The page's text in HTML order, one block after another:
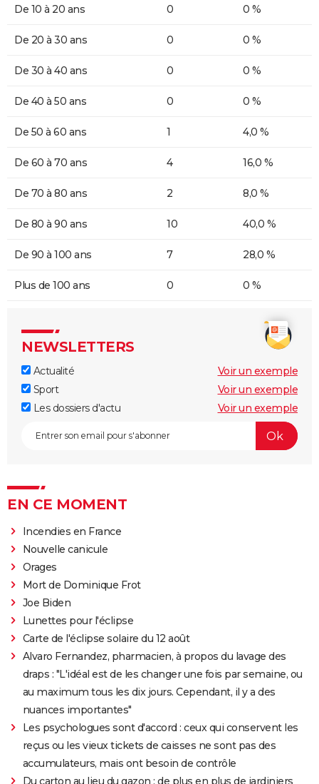
De 10 à 20 ans 0 0 %
De 20 à 30 ans 0 0 %
De 30 à 40 ans 0 0 %
De 40 à 50 ans 0 0 %
De 50 à 60 ans 1 4,0 %
De 60 à 70 ans 4 16,0 %
De 70 à 80 ans 2 8,0 %
De 80 à 90 ans 10 40,0 %
De 90 à 100 ans 7 28,0 %
Plus de 100 ans 0 0 %
NEWSLETTERS
Actualité
Voir un exemple
Sport
Voir un exemple
Les dossiers d'actu
Voir un exemple
EN CE MOMENT
Incendies en France
Nouvelle canicule
Orages
Mort de Dominique Frot
Joe Biden
Lunettes pour l'éclipse
Carte de l'éclipse solaire du 12 août
Alvaro Fernandez, pharmacien, à propos du lavage des
draps : "L'idéal est de les changer une fois par semaine, ou
au maximum tous les dix jours. Cependant, il y a des
nuances importantes"
Les psychologues sont d'accord : ceux qui conservent les
reçus ou les vieux tickets de caisses ne sont pas des
accumulateurs, mais ont besoin de contrôle
Du carton au lieu du gazon : de plus en plus de jardiniers